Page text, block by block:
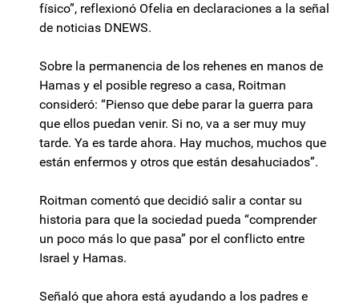
físico”, reflexionó Ofelia en declaraciones a la señal
de noticias DNEWS.
Sobre la permanencia de los rehenes en manos de
Hamas y el posible regreso a casa, Roitman
consideró: “Pienso que debe parar la guerra para
que ellos puedan venir. Si no, va a ser muy muy
tarde. Ya es tarde ahora. Hay muchos, muchos que
están enfermos y otros que están desahuciados”.
Roitman comentó que decidió salir a contar su
historia para que la sociedad pueda “comprender
un poco más lo que pasa” por el conflicto entre
Israel y Hamas.
Señaló que ahora está ayudando a los padres e